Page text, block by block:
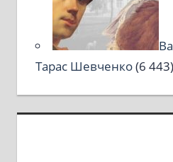
Тарас Шевченко(6 443)